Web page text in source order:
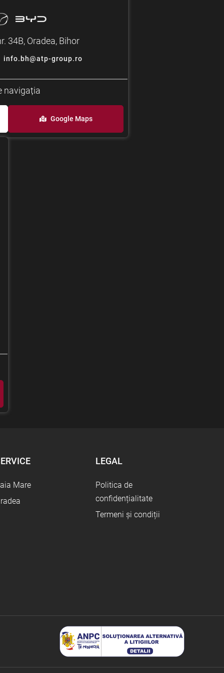
34B, Oradea, Bihor
info.bh@atp-group.ro
navigația
Google Maps
Mare
LEGAL
Politica de
confidențialitate
Termeni și condiții